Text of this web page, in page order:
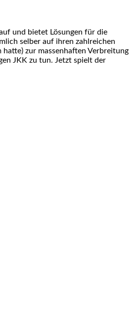
und bietet Lösungen für die
selber auf ihren zahlreichen
zur massenhaften Verbreitung
JKK zu tun. Jetzt spielt der